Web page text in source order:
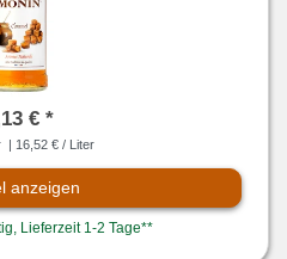
€ *
| 16,52 € / Liter
anzeigen
Lieferzeit 1-2 Tage**